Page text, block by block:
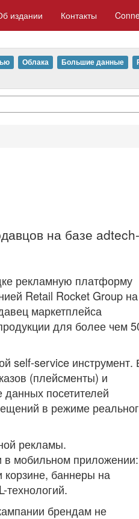
издании Контакты
Облака Большие данные
на базе adtech-
рекламную платформу
Retail Rocket Group на
маркетплейса
для более чем
self-service инструмент.
(плейсменты) и
посетителей
в режиме
рекламы.
в мобильном приложении:
корзине, баннеры на
технологий.
брендам не